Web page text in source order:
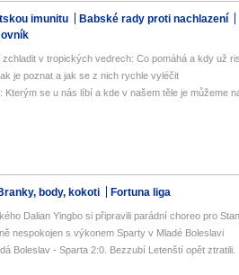
imunitu
Babské rady proti nachlazení
v tropických vedrech: Co pomáhá a kdy už
je poznat a jak se z nich rychle vyléčit
Kterým se u nás líbí a kde v našem těle je můžeme
body, kokoti Fortuna liga
Dalian Yingbo si připravili parádní choreo pro
nespokojen s výkonem Sparty v Mladé Boleslavi
Boleslav - Sparta 2:0. Bezzubí Letenští opět ztratili.